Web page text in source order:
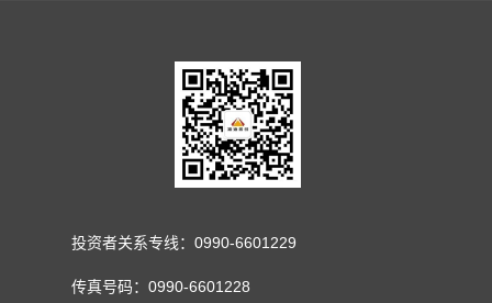
投资者关系专线：0990-6601229
传真号码：0990-6601228